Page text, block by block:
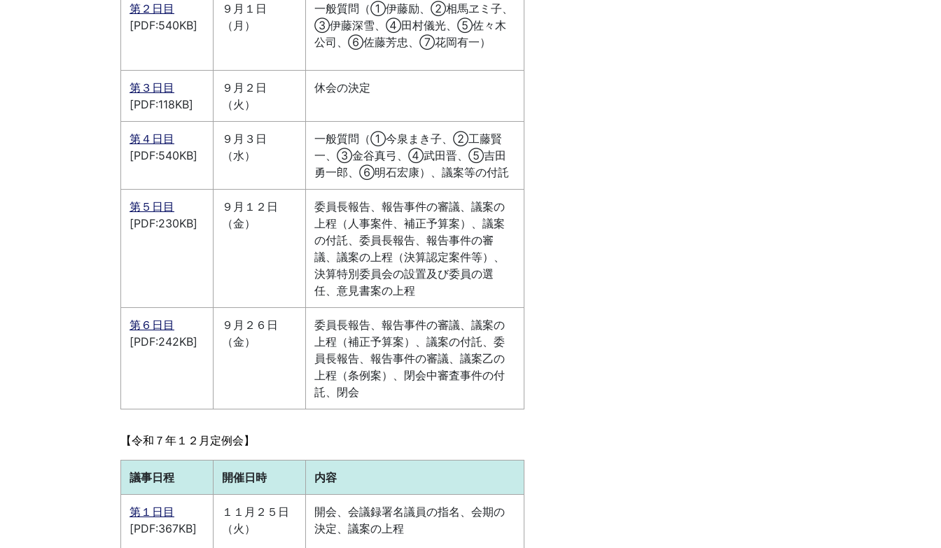
第２日目
[PDF:540KB]
９月１日
（月）
一般質問（①伊藤励、②相馬ヱミ子、
③伊藤深雪、④田村儀光、⑤佐々木
公司、⑥佐藤芳忠、⑦花岡有一）
第３日目
[PDF:118KB]
９月２日
（火）
休会の決定
第４日目
[PDF:540KB]
９月３日
（水）
一般質問（①今泉まき子、②工藤賢
一、③金谷真弓、④武田晋、⑤吉田
勇一郎、⑥明石宏康）、議案等の付託
第５日目
[PDF:230KB]
９月１２日
（金）
委員長報告、報告事件の審議、議案の
上程（人事案件、補正予算案）、議案
の付託、委員長報告、報告事件の審
議、議案の上程（決算認定案件等）、
決算特別委員会の設置及び委員の選
任、意見書案の上程
第６日目
[PDF:242KB]
９月２６日
（金）
委員長報告、報告事件の審議、議案の
上程（補正予算案）、議案の付託、委
員長報告、報告事件の審議、議案乙の
上程（条例案）、閉会中審査事件の付
託、閉会
【令和７年１２ 月定例会】
議事日程 開催日時 内容
第１日目
[PDF:367KB]
１１月２５日
（火）
開会、会議録署名議員の指名、会期の
決定、議案の上程